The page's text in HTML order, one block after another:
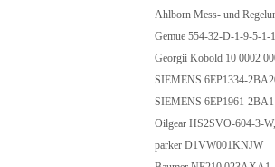
Ahlborn Mess- und
Gemue 554-32-D-1-9-5-1-
Georgii Kobold 10 0002
SIEMENS 6EP1334-
SIEMENS 6EP1961-
Oilgear HS2SVO-604-3-
parker D1VW001KNJW